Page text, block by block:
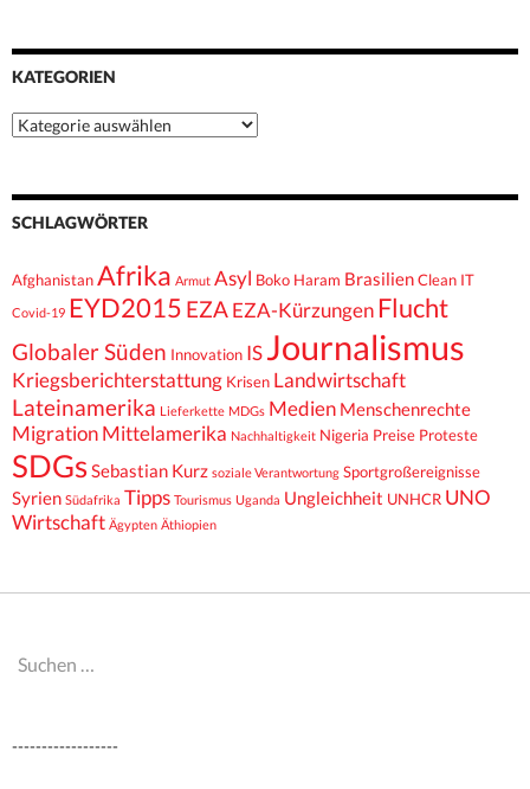
KATEGORIEN
Kategorien
SCHLAGWÖRTER
AfghanistanAfrika Armut Asyl Boko Haram BrasilienClean IT
Covid-19 EYD2015 EZA EZA-Kürzungen Flucht
Globaler Süden Innovation IS Journalismus
Kriegsberichterstattung Krisen Landwirtschaft
Lateinamerika Lieferkette MDGs Medien Menschenrechte
Migration Mittelamerika Nachhaltigkeit Nigeria Preise Proteste
SDGsSebastian Kurz soziale Verantwortung Sportgroßereignisse
Syrien Südafrika Tipps Tourismus Uganda Ungleichheit UNHCR UNO
Wirtschaft Ägypten Äthiopien
Suchen
------------------